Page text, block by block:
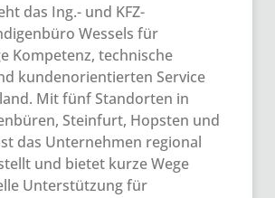
das Ing.- und KFZ-
Wessels für
Kompetenz, technische
kundenorientierten Service
Mit fünf Standorten in
Steinfurt, Hopsten und
das Unternehmen regional
und bietet kurze Wege
Unterstützung für